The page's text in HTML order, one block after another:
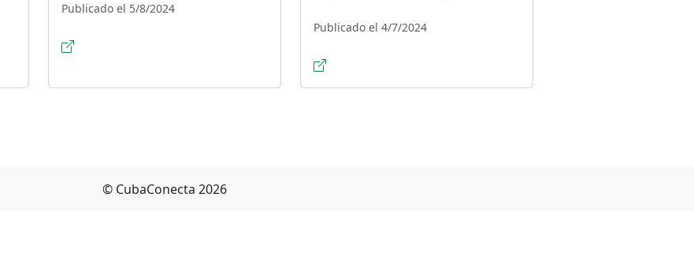
Publicado el 5/8/2024
Publicado el 4/7/2024
© CubaConecta 2026